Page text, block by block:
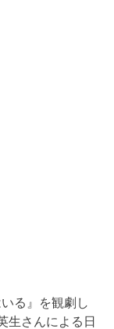
る』を観劇し
生さんによる日